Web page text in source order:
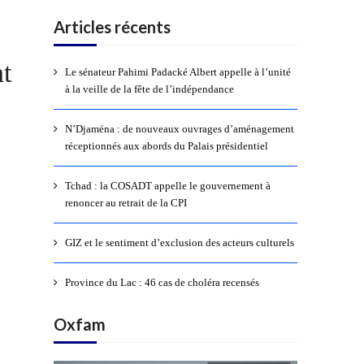
Articles récents
Le sénateur Pahimi Padacké Albert appelle à l’unité
à la veille de la fête de l’indépendance
N’Djaména : de nouveaux ouvrages d’aménagement
réceptionnés aux abords du Palais présidentiel
Tchad : la COSADT appelle le gouvernement à
renoncer au retrait de la CPI
GIZ et le sentiment d’exclusion des acteurs culturels
Province du Lac : 46 cas de choléra recensés
Oxfam